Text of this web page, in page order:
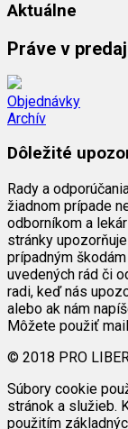
Aktuálne
Práve v
Objednávky
Archív
Dôležité
Rady a
žiadnom prípade
odborníkom a
stránky
prípadným
uvedených rád či
radi, keď nás
alebo ak nám
Môžete použiť
© 2018 PRO
Súbory cookie
stránok a služieb.
použitím